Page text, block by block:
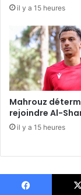
il y a 15 heures
Mahrouz
rejoindre Al-
il y a 15 heures